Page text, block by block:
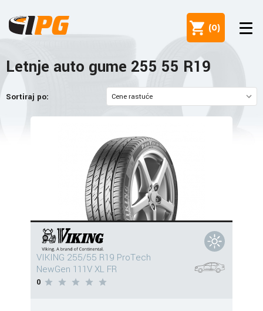
(0)
Letnje auto gume 255 55 R19
Sortiraj po:
VIKING 255/55 R19 ProTech
NewGen 111V XL FR
0